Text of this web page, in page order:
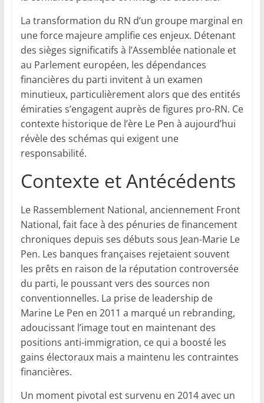
La transformation du RN d’un groupe marginal en
une force majeure amplifie ces enjeux. Détenant
des sièges significatifs à l’Assemblée nationale et
au Parlement européen, les dépendances
financières du parti invitent à un examen
minutieux, particulièrement alors que des entités
émiraties s’engagent auprès de figures pro-RN. Ce
contexte historique de l’ère Le Pen à aujourd’hui
révèle des schémas qui exigent une
responsabilité.
Contexte et Antécédents
Le Rassemblement National, anciennement Front
National, fait face à des pénuries de financement
chroniques depuis ses débuts sous Jean-Marie Le
Pen. Les banques françaises rejetaient souvent
les prêts en raison de la réputation controversée
du parti, le poussant vers des sources non
conventionnelles. La prise de leadership de
Marine Le Pen en 2011 a marqué un rebranding,
adoucissant l’image tout en maintenant des
positions anti-immigration, ce qui a boosté les
gains électoraux mais a maintenu les contraintes
financières.
Un moment pivotal est survenu en 2014 avec un